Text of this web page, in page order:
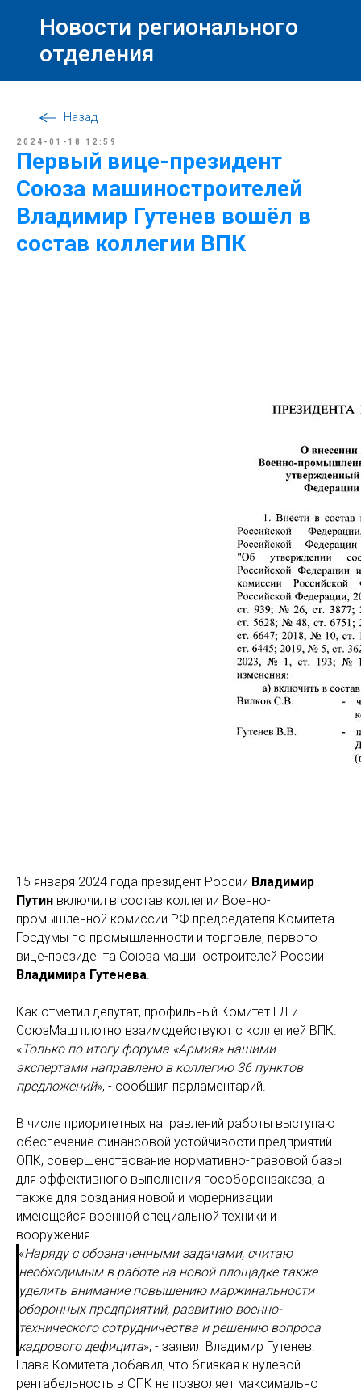
Новости регионального
отделения
Назад
2024-01-18 12:59
Первый вице-президент
Союза машиностроителей
Владимир Гутенев вошёл в
состав коллегии ВПК
15 января 2024 года президент России Владимир
Путин включил в состав коллегии Военно-
промышленной комиссии РФ председателя Комитета
Госдумы по промышленности и торговле, первого
вице-президента Союза машиностроителей России
Владимира Гутенева.
Как отметил депутат, профильный Комитет ГД и
СоюзМаш плотно взаимодействуют с коллегией ВПК.
«Только по итогу форума «Армия» нашими
экспертами направлено в коллегию 36 пунктов
предложений», - сообщил парламентарий.
В числе приоритетных направлений работы выступают
обеспечение финансовой устойчивости предприятий
ОПК, совершенствование нормативно-правовой базы
для эффективного выполнения гособоронзаказа, а
также для создания новой и модернизации
имеющейся военной специальной техники и
вооружения.
«Наряду с обозначенными задачами, считаю
необходимым в работе на новой площадке также
уделить внимание повышению маржинальности
оборонных предприятий, развитию военно-
технического сотрудничества и решению вопроса
кадрового дефицита», - заявил Владимир Гутенев.
Глава Комитета добавил, что близкая к нулевой
рентабельность в ОПК не позволяет максимально